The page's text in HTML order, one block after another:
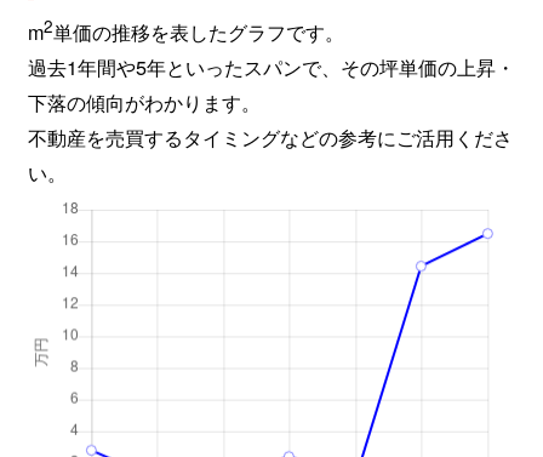
m2単価の推移を表したグラフです。
過去1年間や5年といったスパンで、その坪単価の上昇・
下落の傾向がわかります。
不動産を売買するタイミングなどの参考にご活用くださ
い。